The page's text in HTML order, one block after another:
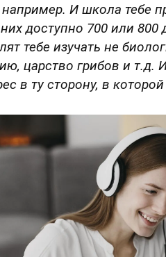
И школа тебе
доступно 700 или
тебе изучать не
царство грибов и
в ту сторону, в